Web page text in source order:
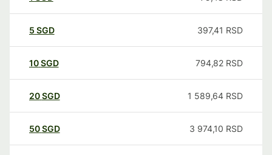
5 SGD 397,41 RSD
10SGD 794,82 RSD
20SGD 1 589,64 RSD
50SGD 3 974,10 RSD